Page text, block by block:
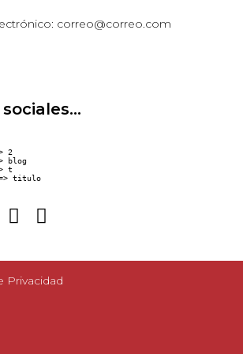
correo@correo.com
2
blog
t
titulo
Privacidad